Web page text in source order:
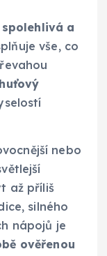
a
vše, co
nebo
až příliš
silného
nápojů je
ověřenou